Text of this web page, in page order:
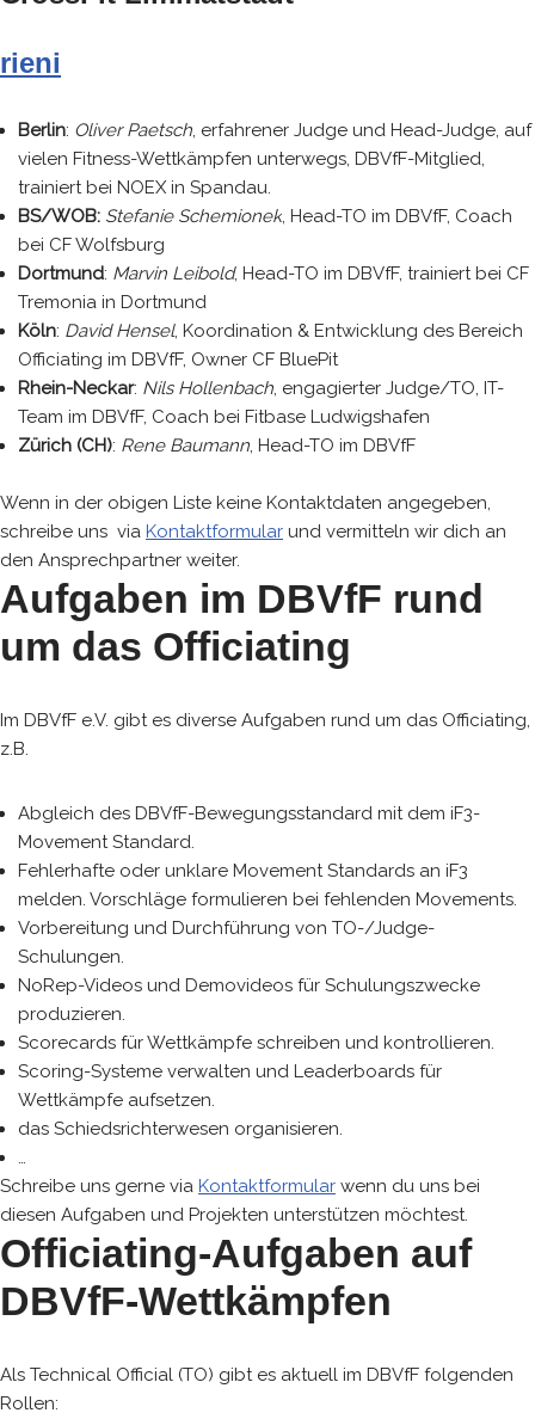
rieni
Berlin: Oliver Paetsch, erfahrener Judge und Head-Judge, auf
vielen Fitness-Wettkämpfen unterwegs, DBVfF-Mitglied,
trainiert bei NOEX in Spandau.
BS/WOB: Stefanie Schemionek, Head-TO im DBVfF, Coach
bei CF Wolfsburg
Dortmund: Marvin Leibold, Head-TO im DBVfF, trainiert bei CF
Tremonia in Dortmund
Köln: David Hensel, Koordination & Entwicklung des Bereich
Officiating im DBVfF, Owner CF BluePit
Rhein-Neckar: Nils Hollenbach, engagierter Judge/TO, IT-
Team im DBVfF, Coach bei Fitbase Ludwigshafen
Zürich (CH): Rene Baumann, Head-TO im DBVfF
Wenn in der obigen Liste keine Kontaktdaten angegeben,
schreibe uns via Kontaktformular und vermitteln wir dich an
den Ansprechpartner weiter.
Aufgaben im DBVfF rund
um das Officiating
Im DBVfF e.V. gibt es diverse Aufgaben rund um das Officiating,
z.B.
Abgleich des DBVfF-Bewegungsstandard mit dem iF3-
Movement Standard.
Fehlerhafte oder unklare Movement Standards an iF3
melden. Vorschläge formulieren bei fehlenden Movements.
Vorbereitung und Durchführung von TO-/Judge-
Schulungen.
NoRep-Videos und Demovideos für Schulungszwecke
produzieren.
Scorecards für Wettkämpfe schreiben und kontrollieren.
Scoring-Systeme verwalten und Leaderboards für
Wettkämpfe aufsetzen.
das Schiedsrichterwesen organisieren.
…
Schreibe uns gerne via Kontaktformular wenn du uns bei
diesen Aufgaben und Projekten unterstützen möchtest.
Officiating-Aufgaben auf
DBVfF-Wettkämpfen
Als Technical Official (TO) gibt es aktuell im DBVfF folgenden
Rollen: